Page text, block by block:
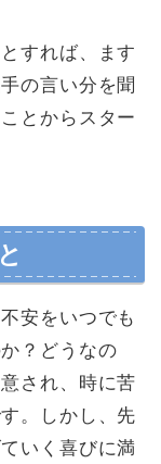
すれば、ます
の言い分を聞
とからスター
安をいつでも
？どうなの
され、時に苦
。しかし、先
いく喜びに満